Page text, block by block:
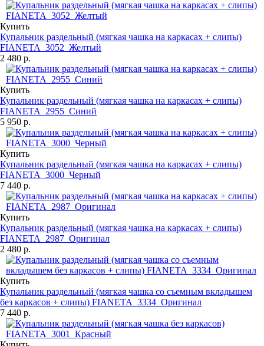
Купить
Купальник раздельный (мягкая чашка на каркасах + слипы)
FIANETA_3052_Желтый
2 480 р.
Купить
Купальник раздельный (мягкая чашка на каркасах + слипы)
FIANETA_2955_Синий
5 950 р.
Купить
Купальник раздельный (мягкая чашка на каркасах + слипы)
FIANETA_3000_Черный
7 440 р.
Купить
Купальник раздельный (мягкая чашка на каркасах + слипы)
FIANETA_2987_Оригинал
2 480 р.
Купить
Купальник раздельный (мягкая чашка со съемным вкладышем
без каркасов + слипы) FIANETA_3334_Оригинал
7 440 р.